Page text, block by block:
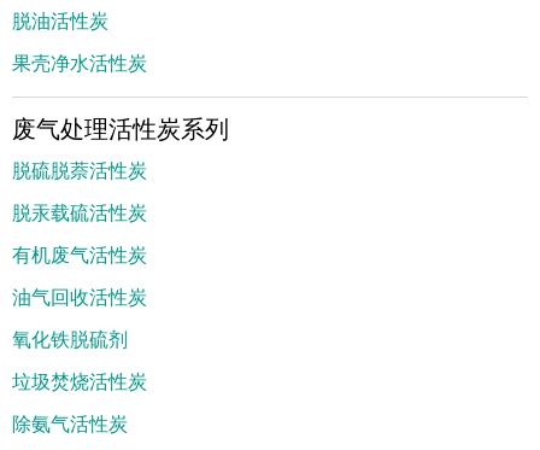
脱油活性炭
果壳净水活性炭
废气处理活性炭系列
脱硫脱萘活性炭
脱汞载硫活性炭
有机废气活性炭
油气回收活性炭
氧化铁脱硫剂
垃圾焚烧活性炭
除氨气活性炭